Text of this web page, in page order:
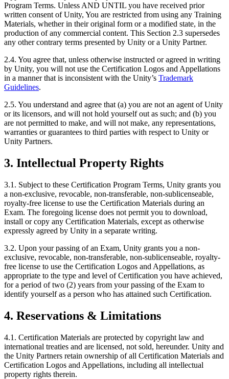
Program Terms. Unless AND UNTIL you have received prior
written consent of Unity, You are restricted from using any Training
Materials, whether in their original form or a modified state, in the
production of any commercial content. This Section 2.3 supersedes
any other contrary terms presented by Unity or a Unity Partner.
2.4. You agree that, unless otherwise instructed or agreed in writing
by Unity, you will not use the Certification Logos and Appellations
in a manner that is inconsistent with the Unity’s Trademark
Guidelines.
2.5. You understand and agree that (a) you are not an agent of Unity
or its licensors, and will not hold yourself out as such; and (b) you
are not permitted to make, and will not make, any representations,
warranties or guarantees to third parties with respect to Unity or
Unity Partners.
3. Intellectual Property Rights
3.1. Subject to these Certification Program Terms, Unity grants you
a non-exclusive, revocable, non-transferable, non-sublicenseable,
royalty-free license to use the Certification Materials during an
Exam. The foregoing license does not permit you to download,
install or copy any Certification Materials, except as otherwise
expressly agreed by Unity in a separate writing.
3.2. Upon your passing of an Exam, Unity grants you a non-
exclusive, revocable, non-transferable, non-sublicenseable, royalty-
free license to use the Certification Logos and Appellations, as
appropriate to the type and level of Certification you have achieved,
for a period of two (2) years from your passing of the Exam to
identify yourself as a person who has attained such Certification.
4. Reservations & Limitations
4.1. Certification Materials are protected by copyright law and
international treaties and are licensed, not sold, hereunder. Unity and
the Unity Partners retain ownership of all Certification Materials and
Certification Logos and Appellations, including all intellectual
property rights therein.